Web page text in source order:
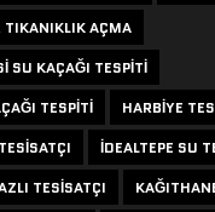
TIKANIKLIK AÇMA
SU KAÇAĞI TESPITI
TESPITI
HARBIYE
IDEALTEPE SU
TESISATÇI